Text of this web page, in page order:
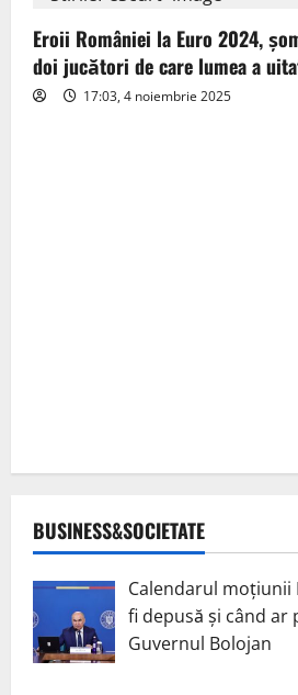
Eroii României la Euro 2024,
doi jucători de care lumea a
17:03, 4 noiembrie 2025
BUSINESS&SOCIETATE
Calendarul moțiunii
fi depusă și când ar
Guvernul Bolojan